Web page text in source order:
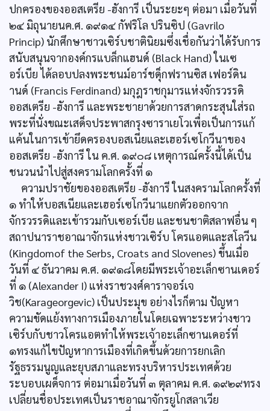
ปกครองของออสเตรีย -ฮังการี เป็นระยะๆ ต่อมา เมื่อวันที่
๒๔ มิถุนายนค.ศ. ๑๙๑๔ กัฟริโล ปรินซิป (Gavrilo
Princip) นักศึกษาชาวเซิร์บชาตินิยมซึ่งเชื่อกันว่าได้รับการ
สนับสนุนจากองค์กรแบล็กแฮนด์ (Black Hand) ในเซ
อร์เบีย ได้ลอบปลงพระชนม์อาร์ชดุ็กฟรานซิส เฟอร์ดิน
านด์ (Francis Ferdinand) มกุฎราชกุมารแห่งจักรวรรดิ
ออสเตรีย -ฮังการี และพระชายาด้วยการสาดกระสุนใส่รถ
พระที่นั่งขณะเสด็จประพาสกรุงซาราเยโวเพื่อเป็นการแก้
แค้นในการเข้ายึดครองบอสเนียและเฮอร์เซโกวีนาของ
ออสเตรีย -ฮังการี ใน ค.ศ. ๑๙๐๘ เหตุการณ์ครั้งนี้ได้เป็น
ชนวนนำไปสู่สงครามโลกครั้งที่ ๑
ความปราชัยของออสเตรีย -ฮังการี ในสงครามโลกครั้งที่
๑ ทำให้บอสเนียและเฮอร์เซโกวีนาแยกตัวออกจาก
จักรวรรดิและเข้ารวมกับเซอร์เบีย และชนชาติสลาฟอื่น ๆ
สถาปนาราชอาณาจักรแห่งชาวเซิร์บ โครแอตและสโลวีน
(Kingdomof the Serbs, Croats and Slovenes) ขึ้นเมื่อ
วันที่ ๔ ธันวาคม ค.ศ. ๑๙๑๘โดยมีพระเจ้าอะเล็กซานเดอร์
ที่ ๑ (Alexander I) แห่งราชวงศ์คาราจอร์เจ
วิช(Karageorgevic) เป็นประมุข อย่างไรก็ตาม ปัญหา
ความขัดแย้งทางการเมืองภายในโดยเฉพาะระหว่างชาว
เซิร์บกับชาวโครแอตทำให้พระเจ้าอะเล็กซานเดอร์ที่
๑ทรงแก้ไขปัญหาการเมืองที่เกิดขึ้นด้วยการยกเลิก
รัฐธรรมนูญและยุบสภาและทรงบริหารประเทศด้วย
ระบอบเผด็จการ ต่อมาเมื่อวันที่ ๓ ตุลาคม ค.ศ. ๑๙๒๙ทรง
เปลี่ยนชื่อประเทศเป็นราชอาณาจักรยูโกสลาเวีย